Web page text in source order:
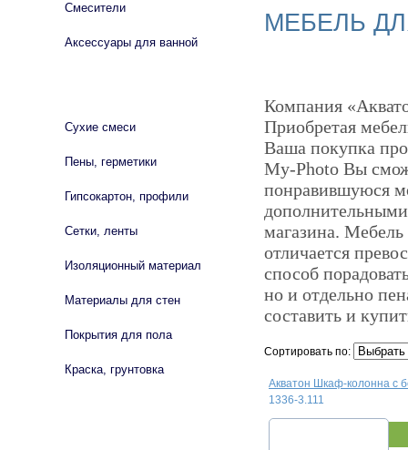
МЕБЕЛЬ
Компания
Приобретая
Ваша покупка
My-Photo Вы
понравившуюся
магазина.
отличается
способ
но и отдельно
составить и
Сортировать по:
Акватон Шкаф-колонна с
1336-3.111
Смесители
Аксессуары для ванной
Сухие смеси
Пены, герметики
Гипсокартон, профили
Сетки, ленты
Изоляционный материал
Материалы для стен
Покрытия для пола
Краска, грунтовка